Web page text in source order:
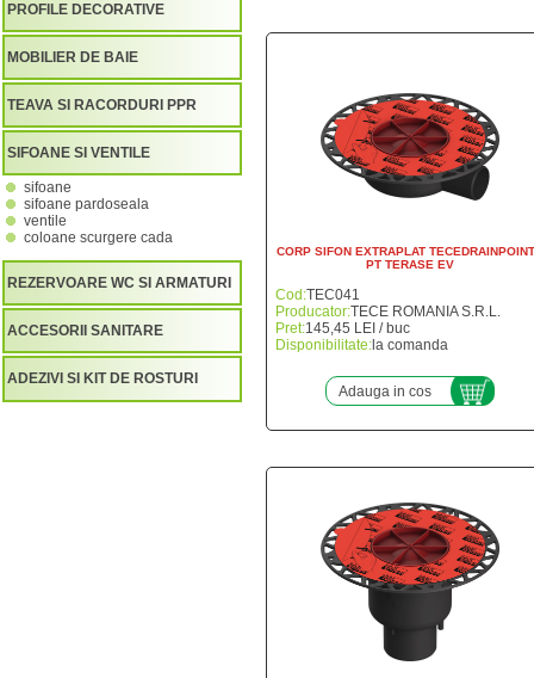
PROFILE DECORATIVE
MOBILIER DE BAIE
TEAVA SI RACORDURI PPR
SIFOANE SI VENTILE
sifoane
sifoane pardoseala
ventile
coloane scurgere cada
REZERVOARE WC SI ARMATURI
ACCESORII SANITARE
ADEZIVI SI KIT DE ROSTURI
CORP SIFON EXTRAPLAT
PT TERASE EV
Cod:TEC041
Producator:TECE ROMANIA S.R.L.
Pret:145,45 LEI / buc
Disponibilitate: la comanda
Adauga in cos